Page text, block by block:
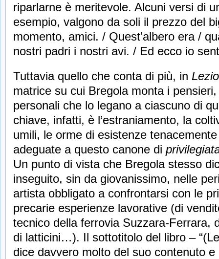
riparlarne è meritevole. Alcuni versi di
esempio, valgono da soli il prezzo del
momento, amici. / Quest’albero era /
nostri padri i nostri avi. / Ed ecco io
Tuttavia quello che conta di più, in
matrice su cui Bregola monta i
personali che lo legano a ciascuno di
chiave, infatti, è l’estraniamento, la
umili, le orme di esistenze
adeguate a questo canone di
Un punto di vista che Bregola stesso
inseguito, sin da giovanissimo, nelle
artista obbligato a confrontarsi con le
precarie esperienze lavorative (di
tecnico della ferrovia Suzzara-Ferrara,
di latticini…). Il sottotitolo del libro –
dice davvero molto del suo contenuto